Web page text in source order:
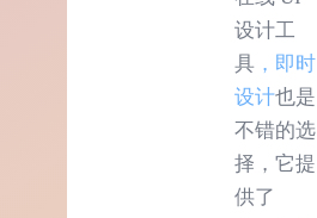
设计工
具 ，即时
设计也是
不错的选
择，它提
供了